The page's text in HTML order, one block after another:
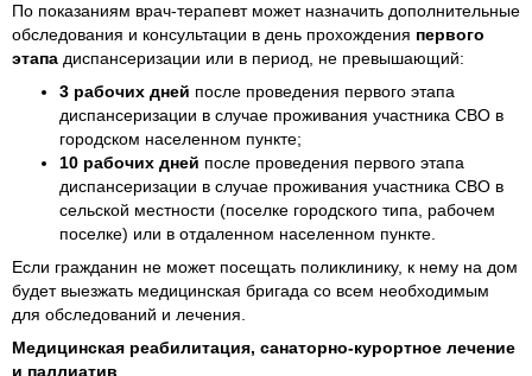
По показаниям врач-терапевт может назначить дополнительные
обследования и консультации в день прохождения первого
этапа диспансеризации или в период, не превышающий:
3 рабочих дней после проведения первого этапа
диспансеризации в случае проживания участника СВО в
городском населенном пункте;
10 рабочих дней после проведения первого этапа
диспансеризации в случае проживания участника СВО в
сельской местности (поселке городского типа, рабочем
поселке) или в отдаленном населенном пункте.
Если гражданин не может посещать поликлинику, к нему на дом
будет выезжать медицинская бригада со всем необходимым
для обследований и лечения.
Медицинская реабилитация, санаторно-курортное лечение
и паллиатив